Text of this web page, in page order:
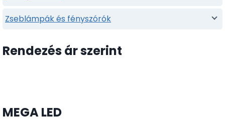
Zseblámpák és fényszórók
Rendezés ár szerint
MEGA LED